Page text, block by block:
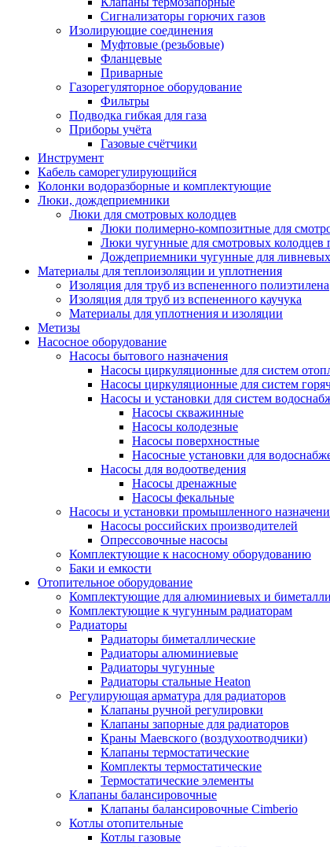
Сигнализаторы горючих газов
Изолирующие соединения
Муфтовые (резьбовые)
Фланцевые
Приварные
Газорегуляторное оборудование
Фильтры
Подводка гибкая для газа
Приборы учёта
Газовые счётчики
Инструмент
Кабель саморегулирующийся
Колонки водоразборные и комплектующие
Люки, дождеприемники
Люки для смотровых колодцев
Люки полимерно-композитные для
Люки чугунные для смотровых
Дождеприемники чугунные для
Материалы для теплоизоляции и уплотнения
Изоляция для труб из вспененного полиэтилена
Изоляция для труб из вспененного каучука
Материалы для уплотнения и изоляции
Метизы
Насосное оборудование
Насосы бытового назначения
Насосы циркуляционные для систем
Насосы циркуляционные для систем
Насосы и установки для систем
Насосы скважинные
Насосы колодезные
Насосы поверхностные
Насосные установки для
Насосы для водоотведения
Насосы дренажные
Насосы фекальные
Насосы и установки промышленного
Насосы российских производителей
Опрессовочные насосы
Комплектующие к насосному оборудованию
Баки и емкости
Отопительное оборудование
Комплектующие для алюминиевых и
Комплектующие к чугунным радиаторам
Радиаторы
Радиаторы биметаллические
Радиаторы алюминиевые
Радиаторы чугунные
Радиаторы стальные Heaton
Регулирующая арматура для радиаторов
Клапаны ручной регулировки
Клапаны запорные для радиаторов
Краны Маевского (воздухоотводчики)
Клапаны термостатические
Комплекты термостатические
Термостатические элементы
Клапаны балансировочные
Клапаны балансировочные Cimberio
Котлы отопительные
Котлы газовые